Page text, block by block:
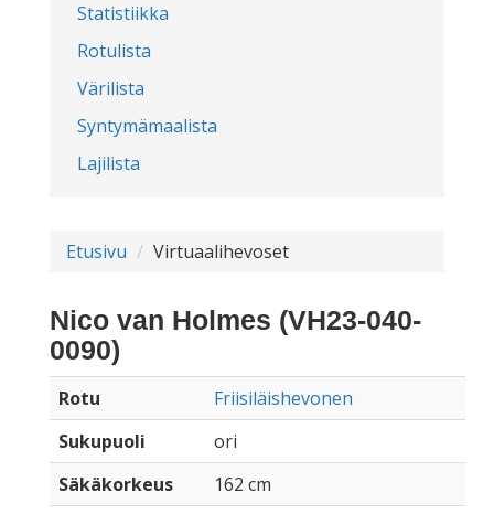
Statistiikka
Rotulista
Värilista
Syntymämaalista
Lajilista
Etusivu Virtuaalihevoset
Nico van Holmes (VH23-040-
0090)
Rotu
Friisiläishevonen
Sukupuoli
ori
Säkäkorkeus
162 cm